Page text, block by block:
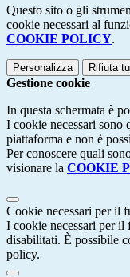
Questo sito o gli
cookie necessari al
COOKIE POLICY.
Personalizza Rifiuta
Gestione cookie
In questa schermata è
I cookie necessari sono
piattaforma e non è
Per conoscere quali
visionare la COOKIE
Cookie necessari per il
I cookie necessari per il
disabilitati. È possibile
policy.